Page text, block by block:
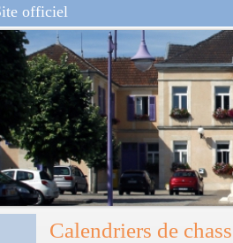
officiel
Calendriers de